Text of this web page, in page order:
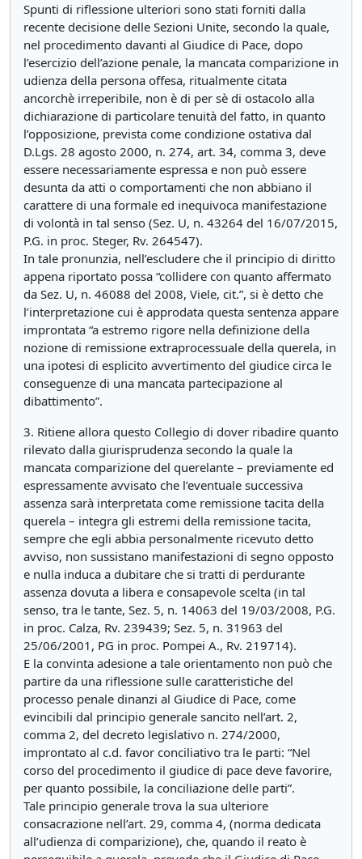
Spunti di riflessione ulteriori sono stati forniti dalla
recente decisione delle Sezioni Unite, secondo la quale,
nel procedimento davanti al Giudice di Pace, dopo
l’esercizio dell’azione penale, la mancata comparizione in
udienza della persona offesa, ritualmente citata
ancorchè irreperibile, non è di per sè di ostacolo alla
dichiarazione di particolare tenuità del fatto, in quanto
l’opposizione, prevista come condizione ostativa dal
D.Lgs. 28 agosto 2000, n. 274, art. 34, comma 3, deve
essere necessariamente espressa e non può essere
desunta da atti o comportamenti che non abbiano il
carattere di una formale ed inequivoca manifestazione
di volontà in tal senso (Sez. U, n. 43264 del 16/07/2015,
P.G. in proc. Steger, Rv. 264547).
In tale pronunzia, nell’escludere che il principio di diritto
appena riportato possa “collidere con quanto affermato
da Sez. U, n. 46088 del 2008, Viele, cit.”, si è detto che
l’interpretazione cui è approdata questa sentenza appare
improntata “a estremo rigore nella definizione della
nozione di remissione extraprocessuale della querela, in
una ipotesi di esplicito avvertimento del giudice circa le
conseguenze di una mancata partecipazione al
dibattimento”.
3. Ritiene allora questo Collegio di dover ribadire quanto
rilevato dalla giurisprudenza secondo la quale la
mancata comparizione del querelante – previamente ed
espressamente avvisato che l’eventuale successiva
assenza sarà interpretata come remissione tacita della
querela – integra gli estremi della remissione tacita,
sempre che egli abbia personalmente ricevuto detto
avviso, non sussistano manifestazioni di segno opposto
e nulla induca a dubitare che si tratti di perdurante
assenza dovuta a libera e consapevole scelta (in tal
senso, tra le tante, Sez. 5, n. 14063 del 19/03/2008, P.G.
in proc. Calza, Rv. 239439; Sez. 5, n. 31963 del
25/06/2001, PG in proc. Pompei A., Rv. 219714).
E la convinta adesione a tale orientamento non può che
partire da una riflessione sulle caratteristiche del
processo penale dinanzi al Giudice di Pace, come
evincibili dal principio generale sancito nell’art. 2,
comma 2, del decreto legislativo n. 274/2000,
improntato al c.d. favor conciliativo tra le parti: “Nel
corso del procedimento il giudice di pace deve favorire,
per quanto possibile, la conciliazione delle parti”.
Tale principio generale trova la sua ulteriore
consacrazione nell’art. 29, comma 4, (norma dedicata
all’udienza di comparizione), che, quando il reato è